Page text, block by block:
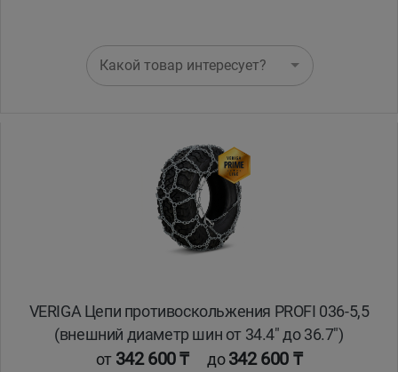
Какой товар интересует?
VERIGA Цепи противоскольжения PROFI 036-5,5
(внешний диаметр шин от 34.4" до 36.7")
от 342 600 ₸ до342 600 ₸